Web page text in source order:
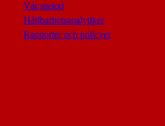
Vår metod
Hållbarhetsanalytiker
Rapporter och policyer